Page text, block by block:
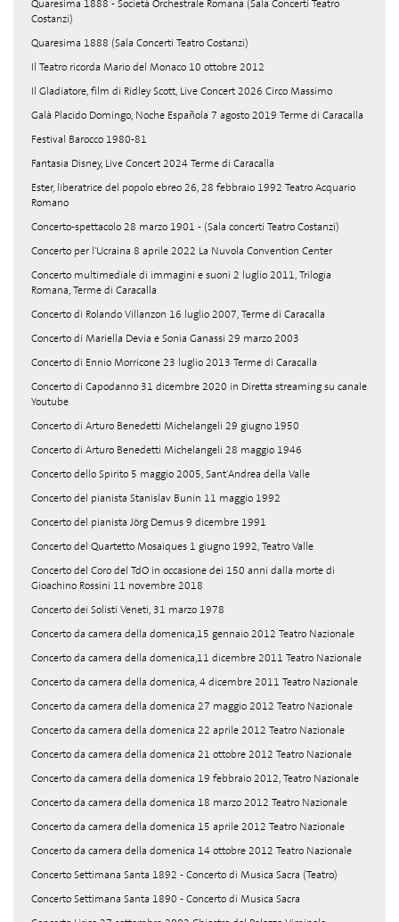
Quaresima 1888 - Società Orchestrale Romana (Sala Concerti Teatro
Costanzi)
Quaresima 1888 (Sala Concerti Teatro Costanzi)
Il Teatro ricorda Mario del Monaco 10 ottobre 2012
Il Gladiatore, film di Ridley Scott, Live Concert 2026 Circo Massimo
Galà Placido Domingo, Noche Española 7 agosto 2019 Terme di Caracalla
Festival Barocco 1980-81
Fantasia Disney, Live Concert 2024 Terme di Caracalla
Ester, liberatrice del popolo ebreo 26, 28 febbraio 1992 Teatro Acquario
Romano
Concerto-spettacolo 28 marzo 1901 - (Sala concerti Teatro Costanzi)
Concerto per l'Ucraina 8 aprile 2022 La Nuvola Convention Center
Concerto multimediale di immagini e suoni 2 luglio 2011, Trilogia
Romana, Terme di Caracalla
Concerto di Rolando Villanzon 16 luglio 2007, Terme di Caracalla
Concerto di Mariella Devia e Sonia Ganassi 29 marzo 2003
Concerto di Ennio Morricone 23 luglio 2013 Terme di Caracalla
Concerto di Capodanno 31 dicembre 2020 in Diretta streaming su canale
Youtube
Concerto di Arturo Benedetti Michelangeli 29 giugno 1950
Concerto di Arturo Benedetti Michelangeli 28 maggio 1946
Concerto dello Spirito 5 maggio 2005, Sant'Andrea della Valle
Concerto del pianista Stanislav Bunin 11 maggio 1992
Concerto del pianista Jörg Demus 9 dicembre 1991
Concerto del Quartetto Mosaiques 1 giugno 1992, Teatro Valle
Concerto del Coro del TdO in occasione dei 150 anni dalla morte di
Gioachino Rossini 11 novembre 2018
Concerto dei Solisti Veneti, 31 marzo 1978
Concerto da camera della domenica,15 gennaio 2012 Teatro Nazionale
Concerto da camera della domenica,11 dicembre 2011 Teatro Nazionale
Concerto da camera della domenica, 4 dicembre 2011 Teatro Nazionale
Concerto da camera della domenica 27 maggio 2012 Teatro Nazionale
Concerto da camera della domenica 22 aprile 2012 Teatro Nazionale
Concerto da camera della domenica 21 ottobre 2012 Teatro Nazionale
Concerto da camera della domenica 19 febbraio 2012, Teatro Nazionale
Concerto da camera della domenica 18 marzo 2012 Teatro Nazionale
Concerto da camera della domenica 15 aprile 2012 Teatro Nazionale
Concerto da camera della domenica 14 ottobre 2012 Teatro Nazionale
Concerto Settimana Santa 1892 - Concerto di Musica Sacra (Teatro)
Concerto Settimana Santa 1890 - Concerto di Musica Sacra